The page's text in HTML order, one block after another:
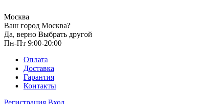
Москва
Ваш город Москва?
Да, верно Выбрать другой
Пн-Пт 9:00-20:00
Оплата
Доставка
Гарантия
Контакты
Регистрация Вход